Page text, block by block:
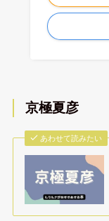
京極夏彦
あわせて読みたい